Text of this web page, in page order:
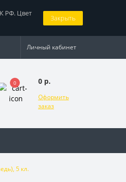
РФ. Цвет
Закрыть
Личный кабинет
0 0 р.
Оформить
заказ
5 кл.